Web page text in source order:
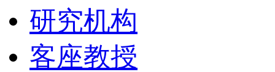
研究机构
客座教授